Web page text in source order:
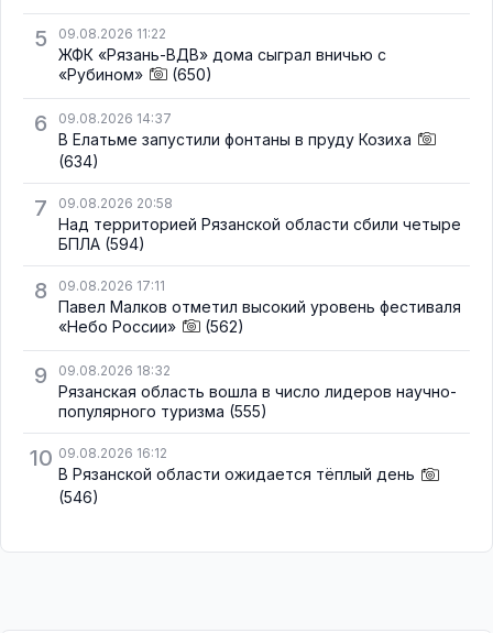
5 09.08.2026 11:22
ЖФК «Рязань-ВДВ» дома сыграл вничью с
«Рубином»
(650)
6 09.08.2026 14:37
В Елатьме запустили фонтаны в пруду Козиха
(634)
7 09.08.2026 20:58
Над территорией Рязанской области сбили четыре
БПЛА (594)
8 09.08.2026 17:11
Павел Малков отметил высокий уровень фестиваля
«Небо России»
(562)
9 09.08.2026 18:32
Рязанская область вошла в число лидеров научно-
популярного туризма (555)
10 09.08.2026 16:12
В Рязанской области ожидается тёплый день
(546)